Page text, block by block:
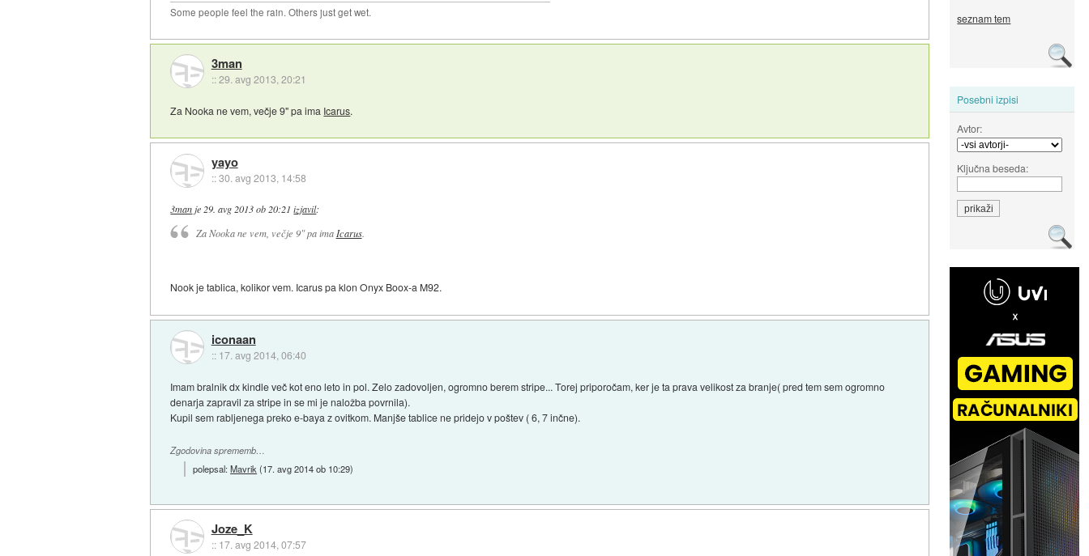
seznam tem
Posebni izpisi
Avtor:
Ključna beseda:
Some people feel the rain. Others just get wet.
3man
::29. avg 2013, 20:21
Za Nooka ne vem, večje 9" pa ima Icarus.
yayo
::30. avg 2013, 14:58
3man je 29. avg 2013 ob 20:21 izjavil:
Za Nooka ne vem, večje 9" pa imaIcarus.
Nook je tablica, kolikor vem. Icarus pa klon Onyx Boox-a M92.
iconaan
:: 17. avg 2014, 06:40
Imam bralnik dx kindle več kot eno leto in pol. Zelo zadovoljen, ogromno berem stripe... Torej priporočam, ker je ta prava velikost za branje( pred tem sem ogromno
denarja zapravil za stripe in se mi je naložba povrnila).
Kupil sem rabljenega preko e-baya z ovitkom. Manjše tablice ne pridejo v poštev ( 6, 7 inčne).
Zgodovina sprememb…
polepsal:Mavrik(17. avg 2014 ob 10:29)
Joze_K
:: 17. avg 2014, 07:57